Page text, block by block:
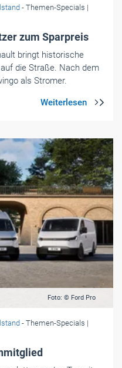
- Themen-Specials |
zum Sparpreis
bringt historische
die Straße. Nach dem
als Stromer.
Foto: © Ford Pro
- Themen-Specials |